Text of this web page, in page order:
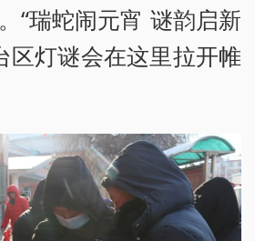
“瑞蛇闹元宵 谜韵启新
区灯谜会在这里拉开帷